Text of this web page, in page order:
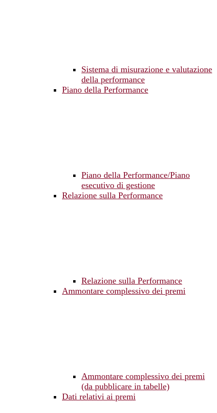
Sistema di misurazione e valutazione
della performance
Piano della Performance
Piano della Performance/Piano
esecutivo di gestione
Relazione sulla Performance
Relazione sulla Performance
Ammontare complessivo dei premi
Ammontare complessivo dei premi
(da pubblicare in tabelle)
Dati relativi ai premi